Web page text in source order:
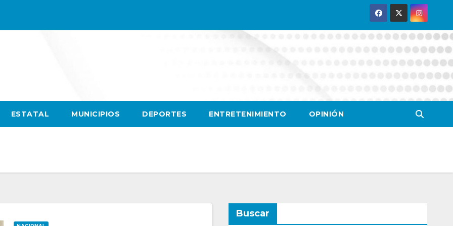
ESTATAL MUNICIPIOS DEPORTES ENTRETENIMIENTO OPINIÓN
Buscar